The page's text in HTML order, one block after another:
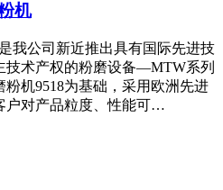
机
我公司新近推出具有国际先进技
技术产权的粉磨设备—MTW系列
机9518为基础，采用欧洲先进
户对产品粒度、性能可…